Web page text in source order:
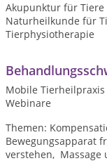
Akupunktur für Tiere
Naturheilkunde für
Tierphysiotherapie
Mobile
Webinare
Themen:
Bewegungsapparat
verstehen, Massage